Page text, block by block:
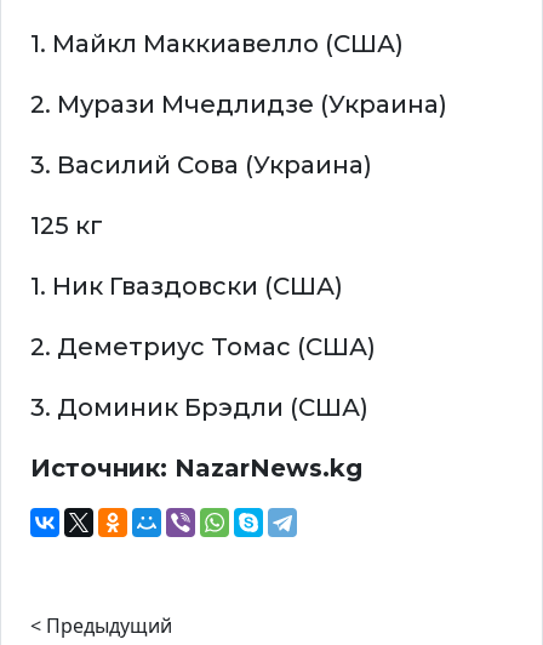
1. Майкл Маккиавелло (США)
2. Мурази Мчедлидзе (Украина)
3. Василий Сова (Украина)
125 кг
1. Ник Гваздовски (США)
2. Деметриус Томас (США)
3. Доминик Брэдли (США)
Источник: NazarNews.kg
< Предыдущий